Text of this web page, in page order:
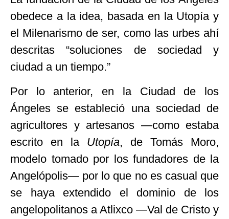
obedece a la idea, basada en la Utopía y
el Milenarismo de ser, como las urbes ahí
descritas “soluciones de sociedad y
ciudad a un tiempo.”
Por lo anterior, en la Ciudad de los
Ángeles se estableció una sociedad de
agricultores y artesanos —como estaba
escrito en la Utopía, de Tomás Moro,
modelo tomado por los fundadores de la
Angelópolis— por lo que no es casual que
se haya extendido el dominio de los
angelopolitanos a Atlixco —Val de Cristo y